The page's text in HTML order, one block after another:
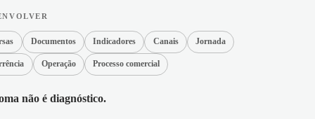
Documentos Indicadores Canais Jornada
Operação Processo comercial
não é diagnóstico.